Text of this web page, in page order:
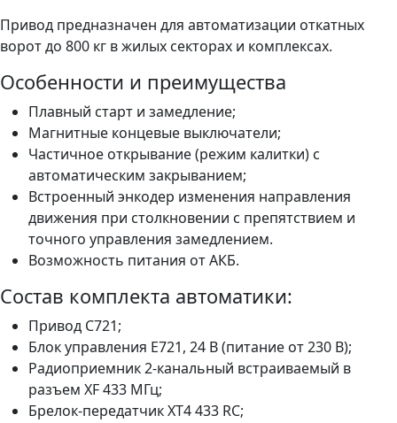
Привод предназначен для автоматизации откатных
ворот до 800 кг в жилых секторах и комплексах.
Особенности и преимущества
Плавный старт и замедление;
Магнитные концевые выключатели;
Частичное открывание (режим калитки) с
автоматическим закрыванием;
Встроенный энкодер изменения направления
движения при столкновении с препятствием и
точного управления замедлением.
Возможность питания от АКБ.
Состав комплекта автоматики:
Привод C721;
Блок управления Е721, 24 В (питание от 230 В);
Радиоприемник 2-канальный встраиваемый в
разъем XF 433 МГц;
Брелок-передатчик XT4 433 RC;